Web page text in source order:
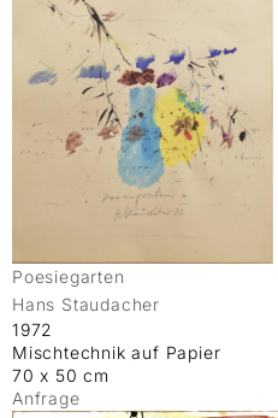
Poesiegarten
Hans Staudacher
1972
Mischtechnik auf Papier
70 x 50 cm
Anfrage